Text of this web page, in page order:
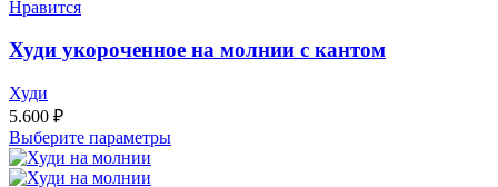
Нравится
Худи укороченное на молнии с кантом
Худи
5.600 ₽
Выберите параметры